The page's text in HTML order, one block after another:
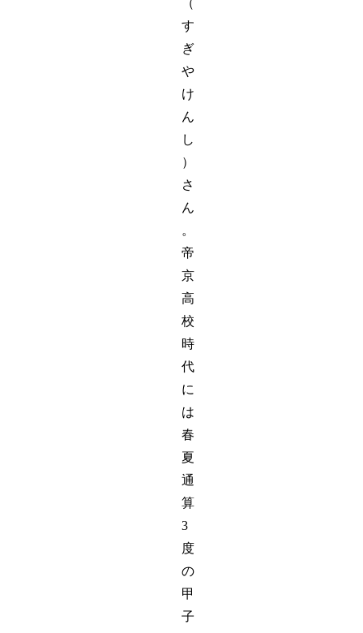
す
ぎ
や
け
ん
し
）
さ
ん
。
帝
京
高
校
時
代
に
は
春
夏
通
算
3
度
の
甲
子